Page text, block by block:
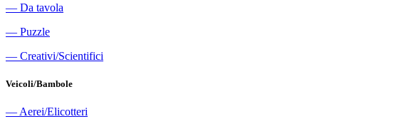
― Da tavola
― Puzzle
― Creativi/Scientifici
Veicoli/Bambole
― Aerei/Elicotteri